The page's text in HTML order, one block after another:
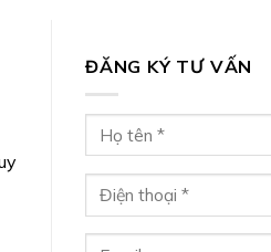
ĐĂNG KÝ TƯ VẤN